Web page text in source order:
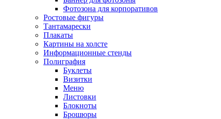
Фотозона для корпоративов
Ростовые фигуры
Тантамарески
Плакаты
Картины на холсте
Информационные стенды
Полиграфия
Буклеты
Визитки
Меню
Листовки
Блокноты
Брошюры